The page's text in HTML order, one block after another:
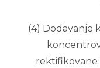
(4) Dodavanje
rektifikovane